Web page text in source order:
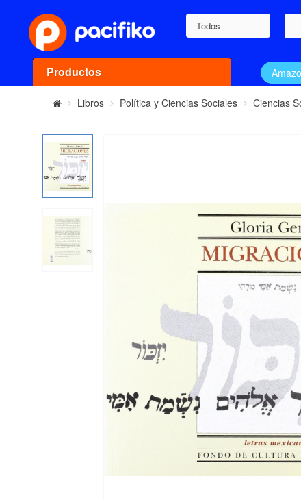
Todos
Productos
Libros Política y Ciencias Sociales Ciencias